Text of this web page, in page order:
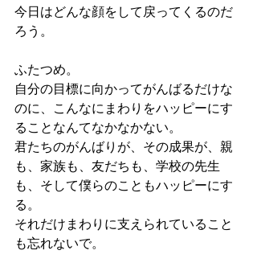
今日はどんな顔をして戻ってくるのだ
ろう。
ふたつめ。
自分の目標に向かってがんばるだけな
のに、こんなにまわりをハッピーにす
ることなんてなかなかない。
君たちのがんばりが、その成果が、親
も、家族も、友だちも、学校の先生
も、そして僕らのこともハッピーにす
る。
それだけまわりに支えられていること
も忘れないで。